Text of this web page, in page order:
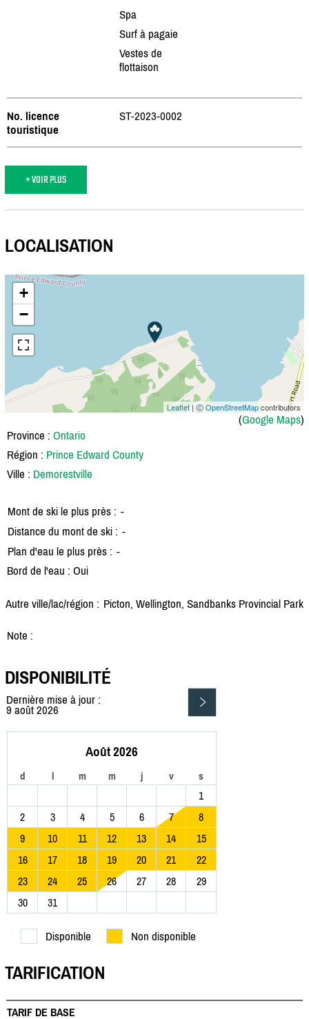
Spa
Surf à pagaie
Vestes de
flottaison
No. licence
touristique
ST-2023-0002
+ VOIR PLUS
LOCALISATION
+
−
Leaflet | ⒸOpenStreetMapcontributors
(Google Maps)
Province : Ontario
Région : Prince Edward County
Ville : Demorestville
Mont de ski le plus près : -
Distance du mont de ski : -
Plan d'eau le plus près : -
Bord de l'eau : Oui
Autre ville/lac/région : Picton, Wellington, Sandbanks Provincial Park
Note :
DISPONIBILITÉ
Dernière mise à jour :
9 août 2026
Août 2026
d l m m j v s
1
2
3 4 5 6 7
8
9
10 11 12 13 14
15
16
17 18 19 20 21
22
23
24 25 26 27 28
29
30
31
Disponible Non disponible
TARIFICATION
TARIF DE BASE